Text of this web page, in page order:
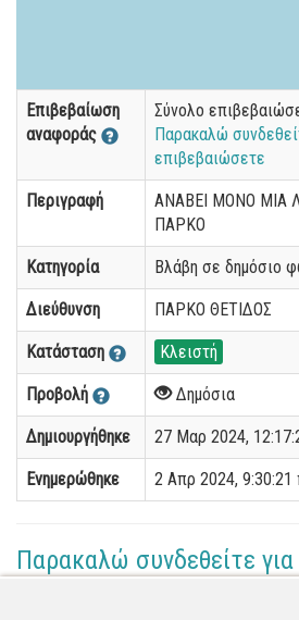
Επιβεβαίωση
αναφοράς
Σύνολο
Παρακαλώ
επιβεβαιώσετε
Περιγραφή
ΑΝΑΒΕΙ ΜΟΝΟ ΜΙΑ
ΠΑΡΚΟ
Κατηγορία Βλάβη σε δημόσιο
Διεύθυνση ΠΑΡΚΟ ΘΕΤΙΔΟΣ
Κατάσταση Κλειστή
Προβολή Δημόσια
Δημιουργήθηκε 27 Μαρ 2024,
Ενημερώθηκε 2 Απρ 2024, 9:30:21
Παρακαλώ συνδεθείτε